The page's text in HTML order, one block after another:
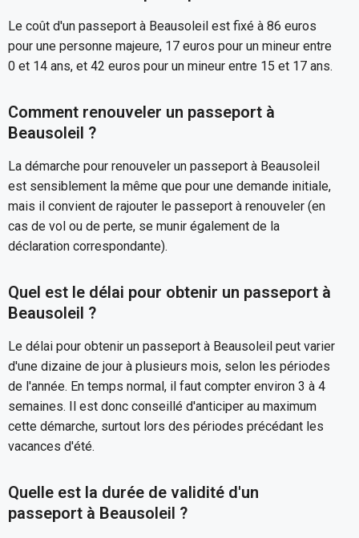
Le coût d'un passeport à Beausoleil est fixé à 86 euros
pour une personne majeure, 17 euros pour un mineur entre
0 et 14 ans, et 42 euros pour un mineur entre 15 et 17 ans.
Comment renouveler un passeport à
Beausoleil ?
La démarche pour renouveler un passeport à Beausoleil
est sensiblement la même que pour une demande initiale,
mais il convient de rajouter le passeport à renouveler (en
cas de vol ou de perte, se munir également de la
déclaration correspondante).
Quel est le délai pour obtenir un passeport à
Beausoleil ?
Le délai pour obtenir un passeport à Beausoleil peut varier
d'une dizaine de jour à plusieurs mois, selon les périodes
de l'année. En temps normal, il faut compter environ 3 à 4
semaines. Il est donc conseillé d'anticiper au maximum
cette démarche, surtout lors des périodes précédant les
vacances d'été.
Quelle est la durée de validité d'un
passeport à Beausoleil ?